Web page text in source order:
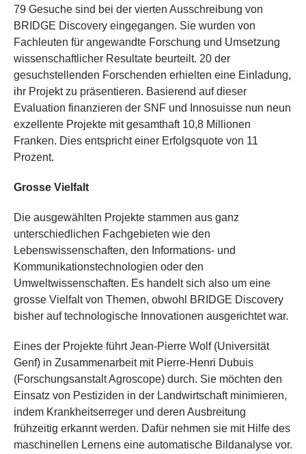
79 Gesuche sind bei der vierten Ausschreibung von
BRIDGE Discovery eingegangen. Sie wurden von
Fachleuten für angewandte Forschung und Umsetzung
wissenschaftlicher Resultate beurteilt. 20 der
gesuchstellenden Forschenden erhielten eine Einladung,
ihr Projekt zu präsentieren. Basierend auf dieser
Evaluation finanzieren der SNF und Innosuisse nun neun
exzellente Projekte mit gesamthaft 10,8 Millionen
Franken. Dies entspricht einer Erfolgsquote von 11
Prozent.
Grosse Vielfalt
Die ausgewählten Projekte stammen aus ganz
unterschiedlichen Fachgebieten wie den
Lebenswissenschaften, den Informations- und
Kommunikationstechnologien oder den
Umweltwissenschaften. Es handelt sich also um eine
grosse Vielfalt von Themen, obwohl BRIDGE Discovery
bisher auf technologische Innovationen ausgerichtet war.
Eines der Projekte führt Jean-Pierre Wolf (Universität
Genf) in Zusammenarbeit mit Pierre-Henri Dubuis
(Forschungsanstalt Agroscope) durch. Sie möchten den
Einsatz von Pestiziden in der Landwirtschaft minimieren,
indem Krankheitserreger und deren Ausbreitung
frühzeitig erkannt werden. Dafür nehmen sie mit Hilfe des
maschinellen Lernens eine automatische Bildanalyse vor.